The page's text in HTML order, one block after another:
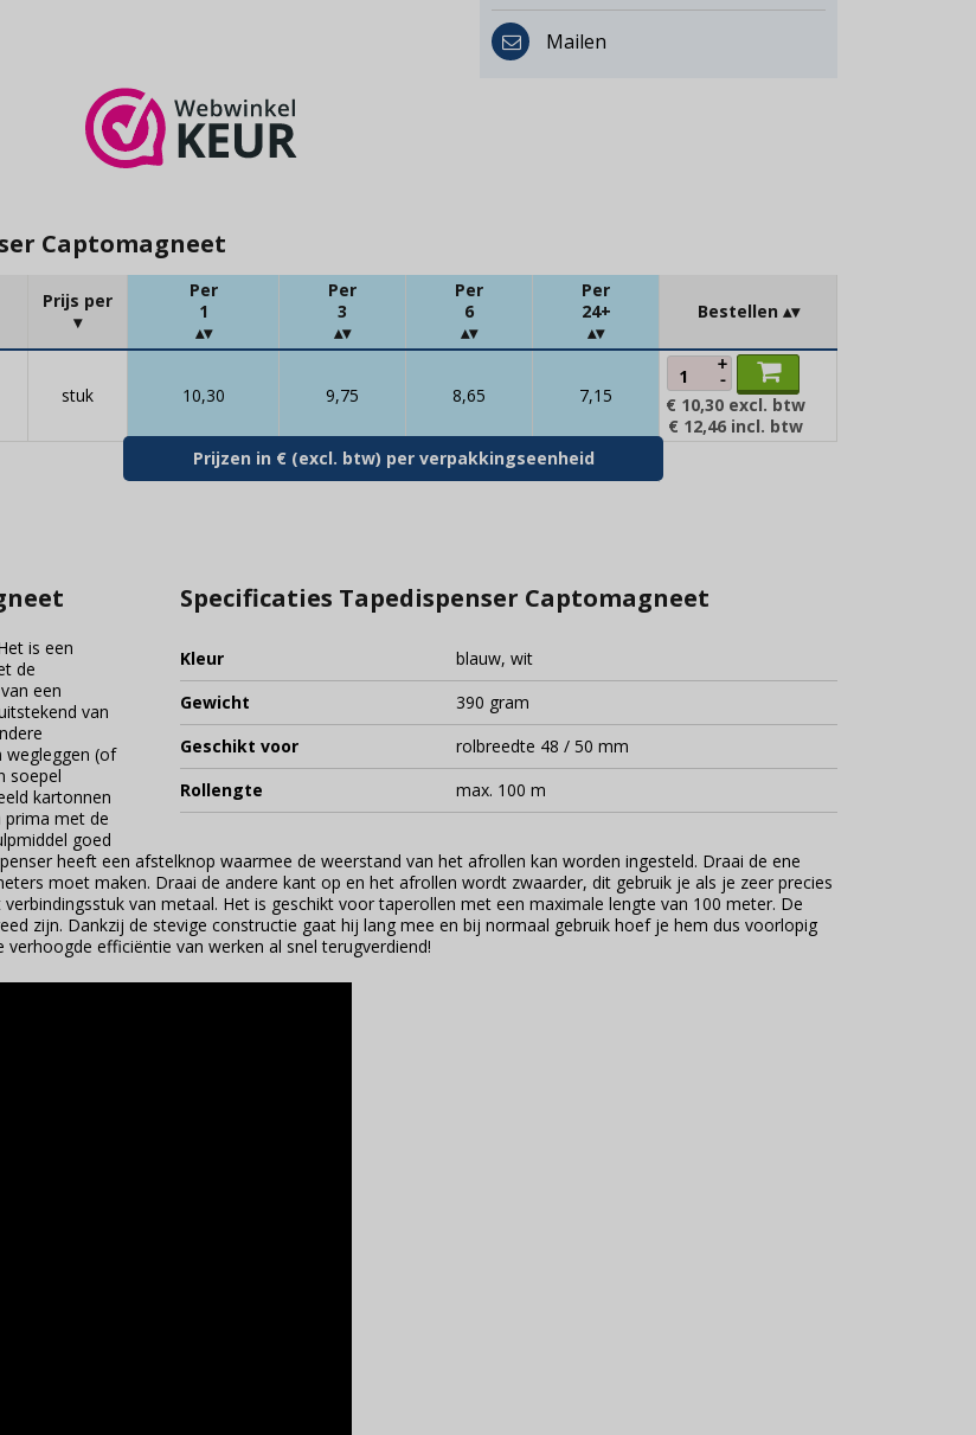
Mailen
Captomagneet
Prijzen in € (excl. btw) per verpakkingseenheid
Prijs per
Per
1
Per
3
Per
6
Per
24+
Bestellen
stuk 10,30 9,75 8,65 7,15
+
-
€ 10,30 excl. btw
€ 12,46 incl. btw
Specificaties Tapedispenser Captomagneet
Kleur
blauw, wit
Gewicht
390 gram
Geschikt voor
rolbreedte 48 / 50 mm
Rollengte
max. 100 m
is een
de
een
van
wegleggen (of
soepel
kartonnen
prima met de
goed
heeft een afstelknop waarmee de weerstand van het afrollen kan worden ingesteld. Draai de ene
moet maken. Draai de andere kant op en het afrollen wordt zwaarder, dit gebruik je als je zeer precies
van metaal. Het is geschikt voor taperollen met een maximale lengte van 100 meter. De
zijn. Dankzij de stevige constructie gaat hij lang mee en bij normaal gebruik hoef je hem dus voorlopig
efficiëntie van werken al snel terugverdiend!